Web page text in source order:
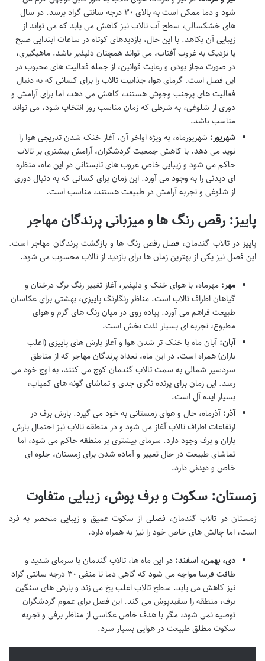
شود و دما ممکن است به بالای ۳۰ درجه سانتی گراد برسد. در سال
های خشکسالی، سطح آب تالاب نیز کاهش می یابد که می تواند از
زیبایی آن بکاهد. با این حال، بازدیدهای کوتاه در ساعات ابتدایی صبح
یا نزدیک به غروب آفتاب، می تواند همچنان دلپذیر باشد. ماهیگیری،
در صورت مجاز بودن و رعایت قوانین، از جمله فعالیت های محبوب در
این فصل است. گرمای هوا، جذابیت تالاب را برای کسانی که به دنبال
فعالیت های پرجنب وجوش هستند، کاهش می دهد، اما برای آرامش و
دوری از شلوغی، به شرطی که زمان مناسب روز انتخاب شود، می تواند
مناسب باشد.
شهریور: شهریورماه، به ویژه اواخر آن، آغاز خنک شدن تدریجی هوا را
نوید می دهد. با کاهش جمعیت گردشگران، آرامش بیشتری بر تالاب
حاکم می شود و زیبایی خاص غروب های تابستانی در این ماه، منظره
ای دیدنی را به وجود می آورد. این زمان برای کسانی که به دنبال دوری
از شلوغی و تجربه آرامش در طبیعت هستند، مناسب است.
پاییز: رقص رنگ ها و میزبانی پرندگان مهاجر
پاییز در تالاب گندمان، فصل رقص رنگ ها و بازگشت پرندگان مهاجر است.
این فصل نیز یکی از بهترین زمان ها برای بازدید از تالاب محسوب می شود.
مهر: مهرماه، با هوای خنک و دلپذیر، آغاز تغییر رنگ برگ درختان و
گیاهان اطراف تالاب است. مناظر رنگارنگ پاییزی، بهشتی برای عکاسان
طبیعت فراهم می آورد. پیاده روی در میان رنگ های گرم و هوای
مطبوع، تجربه ای بسیار لذت بخش است.
آبان:آبان ماه با خنک تر شدن هوا و آغاز بارش های پاییزی (اغلب
باران) همراه است. در این ماه، تعداد پرندگان مهاجر که از مناطق
سردسیر شمالی به سمت تالاب گندمان کوچ می کنند، به اوج خود می
رسد. این زمان برای پرنده نگری جدی و تماشای گونه های کمیاب،
بسیار ایده آل است.
آذر:آذرماه، حال و هوای زمستانی به خود می گیرد. بارش برف در
ارتفاعات اطراف تالاب آغاز می شود و در منطقه تالاب نیز احتمال بارش
باران و برف وجود دارد. سرمای بیشتری بر منطقه حاکم می شود، اما
تماشای طبیعت در حال تغییر و آماده شدن برای زمستان، جلوه ای
خاص و دیدنی دارد.
زمستان: سکوت و برف پوش، زیبایی متفاوت
زمستان در تالاب گندمان، فصلی از سکوت عمیق و زیبایی منحصر به فرد
است، اما چالش های خاص خود را نیز به همراه دارد.
دی، بهمن، اسفند: در این ماه ها، تالاب گندمان با سرمای شدید و
طاقت فرسا مواجه می شود که گاهی دما تا منفی ۳۰ درجه سانتی گراد
نیز کاهش می یابد. سطح تالاب اغلب یخ می زند و بارش های سنگین
برف، منطقه را سفیدپوش می کند. این فصل برای عموم گردشگران
توصیه نمی شود، مگر با هدف خاص عکاسی از مناظر برفی و تجربه
سکوت مطلق طبیعت در هوایی بسیار سرد.